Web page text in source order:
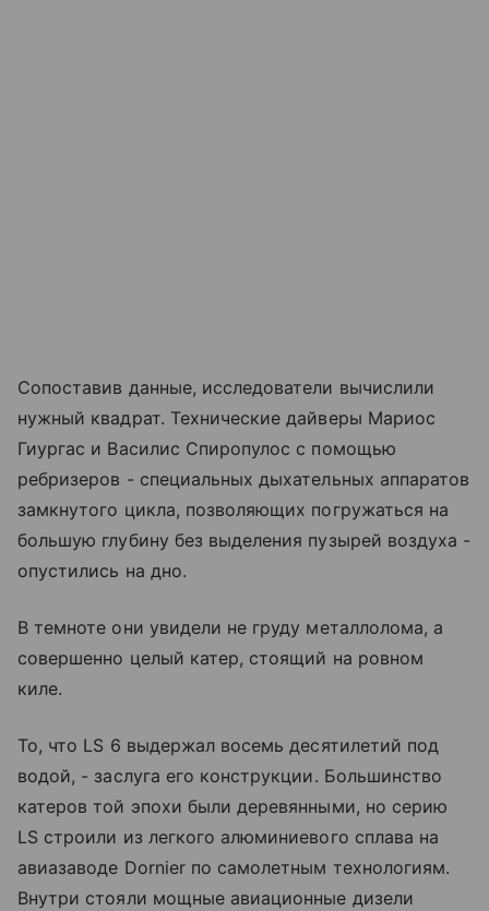
Сопоставив данные, исследователи вычислили
нужный квадрат. Технические дайверы Мариос
Гиургас и Василис Спиропулос с помощью
ребризеров - специальных дыхательных аппаратов
замкнутого цикла, позволяющих погружаться на
большую глубину без выделения пузырей воздуха -
опустились на дно.
В темноте они увидели не груду металлолома, а
совершенно целый катер, стоящий на ровном
киле.
То, что LS 6 выдержал восемь десятилетий под
водой, - заслуга его конструкции. Большинство
катеров той эпохи были деревянными, но серию
LS строили из легкого алюминиевого сплава на
авиазаводе Dornier по самолетным технологиям.
Внутри стояли мощные авиационные дизели